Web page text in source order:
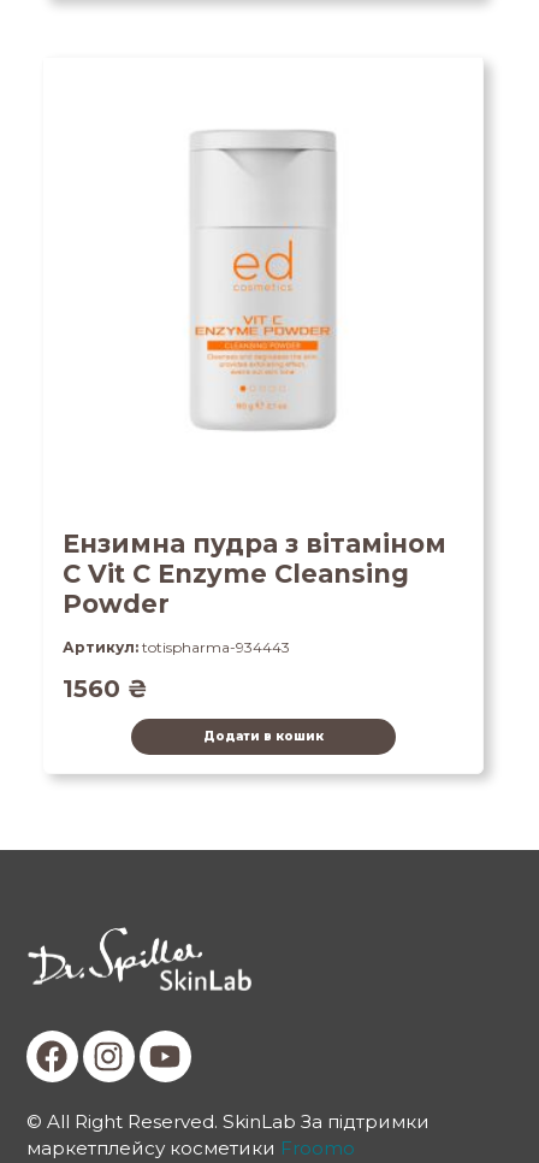
Ензимна пудра з вітаміном
С Vit C Enzyme Cleansing
Powder
Артикул: totispharma-934443
1560 ₴
Додати в кошик
© All Right Reserved. SkinLab За підтримки
маркетплейсу косметики Froomo